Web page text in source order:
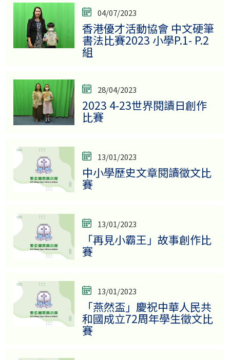
04/07/2023
香港優才活動協會 中文硬筆
書法比賽2023 小學P.1- P.2
組
28/04/2023
2023 4-23世界閱讀日創作
比賽
13/01/2023
中小學歷史文章閱讀徵文比
賽
13/01/2023
「再見小霸王」故事創作比
賽
13/01/2023
「燕然盃」慶祝中華人民共
和國成立72周年學生徵文比
賽